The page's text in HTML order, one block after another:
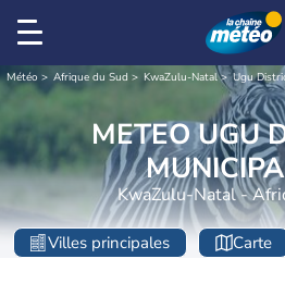
Météo Afrique du Sud KwaZulu-Natal Ugu
METEO UGU
KwaZulu-Natal -
Villes principales Carte